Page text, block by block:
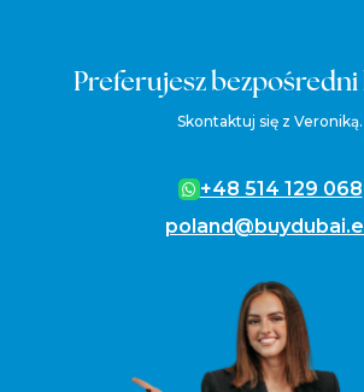
Preferujesz
Skontaktuj się z Veroniką.
+48 514 129 068